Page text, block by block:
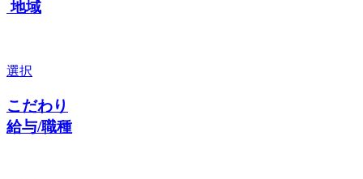
地域
選択
こだわり
給与/職種